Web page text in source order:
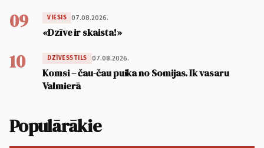
09 VIESIS 07.08.2026.
«Dzīve ir skaista!»
10 DZĪVESSTILS 07.08.2026.
Komsi – čau-čau puika no Somijas. Ik vasaru
Valmierā
Populārākie